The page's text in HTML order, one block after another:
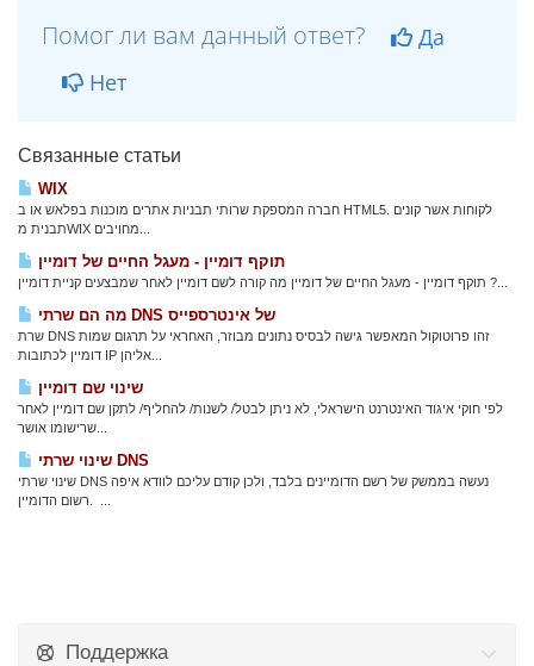
Помог ли вам данный ответ?
Да
Нет
Связанные статьи
WIX
חברה המספקת שרותי תבניות אתרים מוכנות בפלאש או ב HTML5. לקוחות אשר קונים
תוקף דומיין - מעגל החיים של דומיין
תוקף דומיין - מעגל החיים של דומיין מה קורה לשם דומיין לאחר שמבצעים קניית דומיין ?...
מה הם שרתי DNS של אינטרספייס
שרת DNS זהו פרוטוקול המאפשר גישה לבסיס נתונים מבוזר, האחראי על תרגום שמות
שינוי שם דומיין
לפי חוקי איגוד האינטרנט הישראלי, לא ניתן לבטל/ לשנות/ להחליף/ לתקן שם דומיין לאחר
שינוי שרתי DNS
שינוי שרתי DNS נעשה בממשק של רשם הדומיינים בלבד, ולכן קודם עליכם לוודא איפה
Поддержка